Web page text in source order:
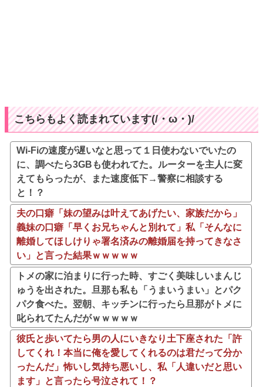
こちらもよく読まれています(/・ω・)/
Wi-Fiの速度が遅いなと思って１日使わないでいたの
に、調べたら3GBも使われてた。ルーターを主人に変
えてもらったが、また速度低下→警察に相談する
と！？
夫の口癖「妹の望みは叶えてあげたい、家族だから」
義妹の口癖「早くお兄ちゃんと別れて」私「そんなに
離婚してほしけりゃ署名済みの離婚届を持ってきなさ
い」と言った結果ｗｗｗｗｗ
トメの家に泊まりに行った時、すごく美味しいまんじ
ゅうを出された。旦那も私も「うまいうまい」とパク
パク食べた。翌朝、キッチンに行ったら旦那がトメに
叱られてたんだがｗｗｗｗｗ
彼氏と歩いてたら男の人にいきなり土下座された「許
してくれ！本当に俺を愛してくれるのは君だって分か
ったんだ」怖いし気持ち悪いし、私「人違いだと思い
ます」と言ったら号泣されて！？